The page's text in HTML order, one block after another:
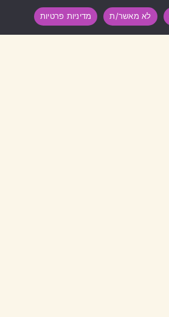
לא מאשר/ת מדיניות פרטיות